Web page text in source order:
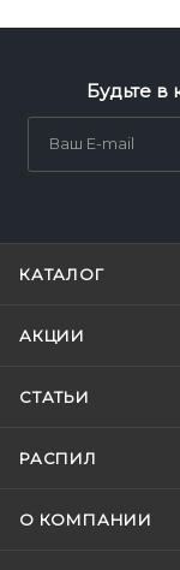
Будьте в
КАТАЛОГ
АКЦИИ
СТАТЬИ
РАСПИЛ
О КОМПАНИИ